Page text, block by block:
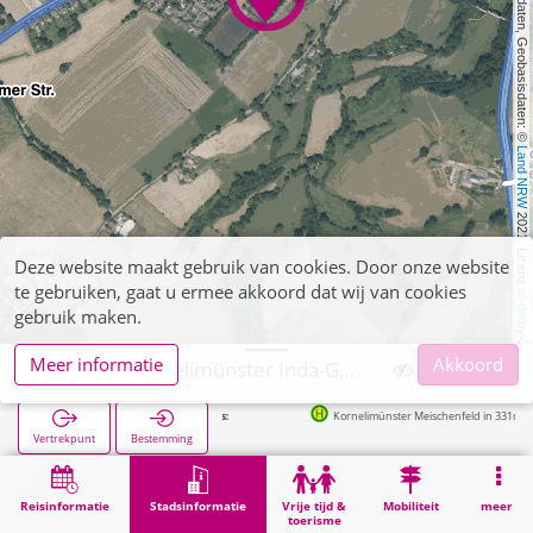
, Kartendaten, Geobasisdaten: ©
Land NRW
2021, Lizenz
dl-de/by-2-0
Reisinformatie Stadsinformatie
Vrije tijd &
toerisme
Mobiliteit meer
Vertrekpunt Bestemming
Kornelimünster Meischenfeld in 331m
Stadsinformatie Opleiding Aachen, Kornelimünster Inda-Gymnasium
Deze website maakt gebruik van cookies. Door onze website
te gebruiken, gaat u ermee akkoord dat wij van cookies
gebruik maken.
Meer informatie
Akkoord